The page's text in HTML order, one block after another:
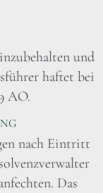
und
haftet bei
AO.
nach Eintritt
Das